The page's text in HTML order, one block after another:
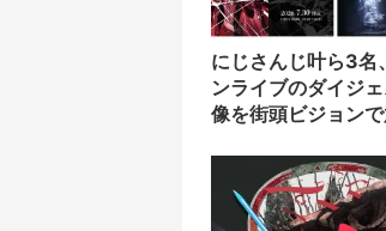
にじさんじ叶ら3名
ンライブのダイジ
像を街頭ビジョン